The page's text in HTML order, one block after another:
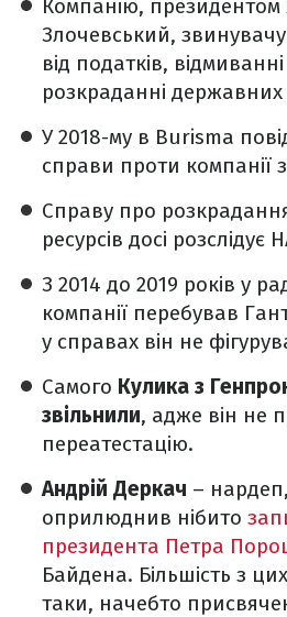
Компанію, президентом
Злочевський,
від податків,
розкраданні державних
У 2018-му в Burisma
справи проти компанії
Справу про
ресурсів досі розслідує
З 2014 до 2019 років у
компанії перебував
у справах він не
Самого Кулика з
звільнили, адже він не
переатестацію.
Андрій Деркач –
оприлюднив нібито
президента Петра
Байдена. Більшість з
таки, начебто